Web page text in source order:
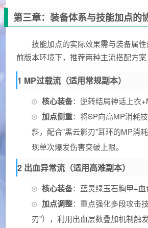
第三章：装备体系与技能加点的
技能加点的实际效果需与装备属
前版本环境下，推荐两种主流搭配方案
1 MP过载流（适用常规副本）
核心装备：逆转结局神话上衣
加点侧重：将SP向高MP消耗
斜，配合"黑云影刃"耳环的MP消
现单次爆发伤害突破上限。
2 出血异常流（适用高难副本）
核心装备：蓝灵绿玉石胸甲+
加点调整：重点强化多段攻击
刃"），利用出血层数叠加机制触